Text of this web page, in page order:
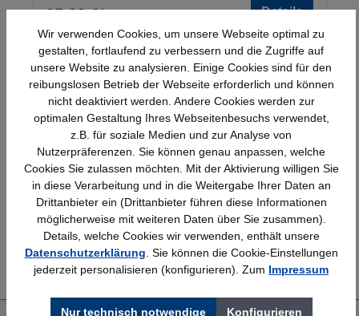
25,23 €* Details
Schnelle Lieferung
Bundesweit
Topmarken
Faire Preise
Erfahrung
Bewährt seit 1958
Kostenlose Beratung
(04205) 635940
Wir verwenden Cookies, um unsere Webseite optimal zu
gestalten, fortlaufend zu verbessern und die Zugriffe auf
unsere Website zu analysieren. Einige Cookies sind für den
reibungslosen Betrieb der Webseite erforderlich und können
nicht deaktiviert werden. Andere Cookies werden zur
optimalen Gestaltung Ihres Webseitenbesuchs verwendet,
z.B. für soziale Medien und zur Analyse von
Nutzerpräferenzen. Sie können genau anpassen, welche
Cookies Sie zulassen möchten. Mit der Aktivierung willigen Sie
in diese Verarbeitung und in die Weitergabe Ihrer Daten an
Drittanbieter ein (Drittanbieter führen diese Informationen
möglicherweise mit weiteren Daten über Sie zusammen).
Details, welche Cookies wir verwenden, enthält unsere
Datenschutzerklärung . Sie können die Cookie-Einstellungen
jederzeit personalisieren (konfigurieren). Zum Impressum
Nur technisch notwendige Konfigurieren